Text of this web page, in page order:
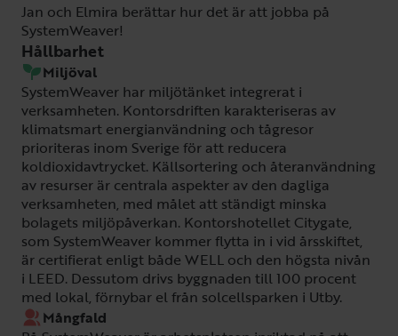
Jan och Elmira berättar hur det är att jobba på
SystemWeaver!
Hållbarhet
Miljöval
SystemWeaver har miljötänket integrerat i
verksamheten. Kontorsdriften karakteriseras av
klimatsmart energianvändning och tågresor
prioriteras inom Sverige för att reducera
koldioxidavtrycket. Källsortering och återanvändning
av resurser är centrala aspekter av den dagliga
verksamheten, med målet att ständigt minska
bolagets miljöpåverkan. Kontorshotellet Citygate,
som SystemWeaver kommer flytta in i vid årsskiftet,
är certifierat enligt både WELL och den högsta nivån
i LEED. Dessutom drivs byggnaden till 100 procent
med lokal, förnybar el från solcellsparken i Utby.
Mångfald